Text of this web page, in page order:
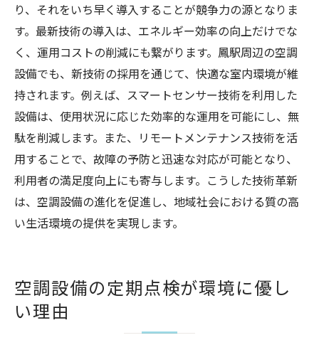
り、それをいち早く導入することが競争力の源となりま
す。最新技術の導入は、エネルギー効率の向上だけでな
く、運用コストの削減にも繋がります。鳳駅周辺の空調
設備でも、新技術の採用を通じて、快適な室内環境が維
持されます。例えば、スマートセンサー技術を利用した
設備は、使用状況に応じた効率的な運用を可能にし、無
駄を削減します。また、リモートメンテナンス技術を活
用することで、故障の予防と迅速な対応が可能となり、
利用者の満足度向上にも寄与します。こうした技術革新
は、空調設備の進化を促進し、地域社会における質の高
い生活環境の提供を実現します。
空調設備の定期点検が環境に優し
い理由